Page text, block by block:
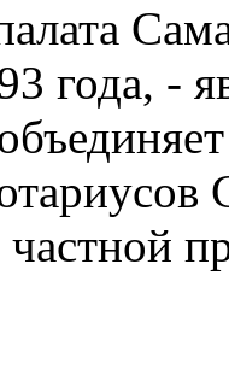
года, -